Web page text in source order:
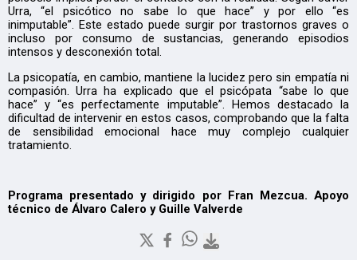
Urra, “el psicótico no sabe lo que hace” y por ello “es
inimputable”. Este estado puede surgir por trastornos graves o
incluso por consumo de sustancias, generando episodios
intensos y desconexión total.
La psicopatía, en cambio, mantiene la lucidez pero sin empatía ni
compasión. Urra ha explicado que el psicópata “sabe lo que
hace” y “es perfectamente imputable”. Hemos destacado la
dificultad de intervenir en estos casos, comprobando que la falta
de sensibilidad emocional hace muy complejo cualquier
tratamiento.
Programa presentado y dirigido por Fran Mezcua. Apoyo
técnico de Álvaro Calero y Guille Valverde